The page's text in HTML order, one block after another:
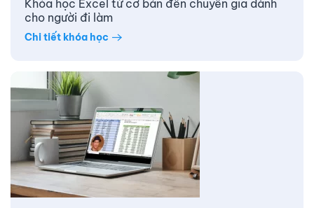
Khóa học Excel từ cơ bản đến chuyên gia dành
cho người đi làm
Chi tiết khóa học